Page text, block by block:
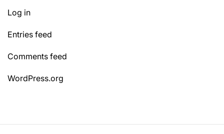
Log in
Entries feed
Comments feed
WordPress.org